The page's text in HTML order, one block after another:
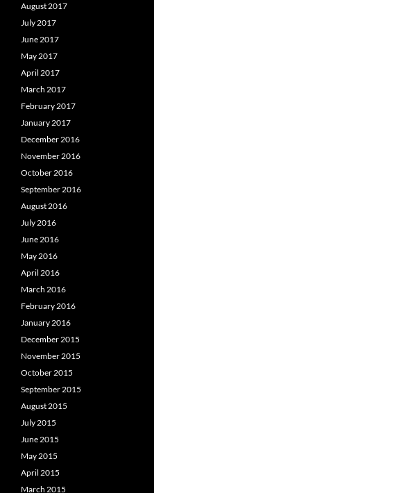
August 2017
July 2017
June 2017
May 2017
April 2017
March 2017
February 2017
January 2017
December 2016
November 2016
October 2016
September 2016
August 2016
July 2016
June 2016
May 2016
April 2016
March 2016
February 2016
January 2016
December 2015
November 2015
October 2015
September 2015
August 2015
July 2015
June 2015
May 2015
April 2015
March 2015